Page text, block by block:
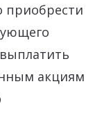
приобрести
акциям